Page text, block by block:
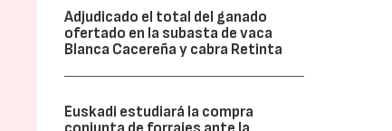
Adjudicado el total del ganado
ofertado en la subasta de vaca
Blanca Cacereña y cabra Retinta
Euskadi estudiará la compra